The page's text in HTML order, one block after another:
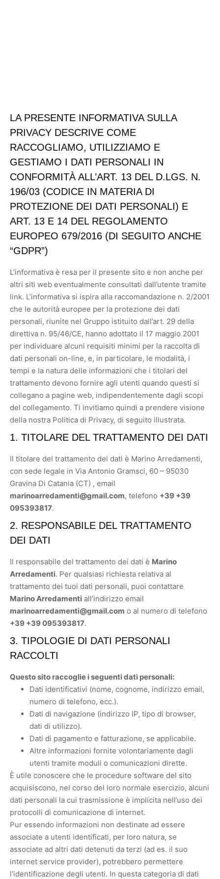
LA PRESENTE INFORMATIVA SULLA
PRIVACY DESCRIVE COME
RACCOGLIAMO, UTILIZZIAMO E
GESTIAMO I DATI PERSONALI IN
CONFORMITÀ ALL’ART. 13 DEL D.LGS. N.
196/03 (CODICE IN MATERIA DI
PROTEZIONE DEI DATI PERSONALI) E
ART. 13 E 14 DEL REGOLAMENTO
EUROPEO 679/2016 (DI SEGUITO ANCHE
“GDPR”)
L’informativa è resa per il presente sito e non anche per
altri siti web eventualmente consultati dall’utente tramite
link. L’informativa si ispira alla raccomandazione n. 2/2001
che le autorità europee per la protezione dei dati
personali, riunite nel Gruppo istituito dall’art. 29 della
direttiva n. 95/46/CE, hanno adottato il 17 maggio 2001
per individuare alcuni requisiti minimi per la raccolta di
dati personali on-line, e, in particolare, le modalità, i
tempi e la natura delle informazioni che i titolari del
trattamento devono fornire agli utenti quando questi si
collegano a pagine web, indipendentemente dagli scopi
del collegamento. Ti invitiamo quindi a prendere visione
della nostra Politica di Privacy, di seguito illustrata.
1. TITOLARE DEL TRATTAMENTO DEI DATI
Il titolare del trattamento dei dati è Marino Arredamenti,
con sede legale in Via Antonio Gramsci, 60 – 95030
Gravina Di Catania (CT) , email
marinoarredamenti@gmail.com, telefono +39 +39
095393817.
2. RESPONSABILE DEL TRATTAMENTO
DEI DATI
Il responsabile del trattamento dei dati è Marino
Arredamenti. Per qualsiasi richiesta relativa al
trattamento dei tuoi dati personali, puoi contattare
Marino Arredamenti all’indirizzo email
marinoarredamenti@gmail.com o al numero di telefono
+39 +39 095393817.
3. TIPOLOGIE DI DATI PERSONALI
RACCOLTI
Questo sito raccoglie i seguenti dati personali:
Dati identificativi (nome, cognome, indirizzo email,
numero di telefono, ecc.).
Dati di navigazione (indirizzo IP, tipo di browser,
dati di utilizzo).
Dati di pagamento e fatturazione, se applicabile.
Altre informazioni fornite volontariamente dagli
utenti tramite moduli o comunicazioni dirette.
È utile conoscere che le procedure software del sito
acquisiscono, nel corso del loro normale esercizio, alcuni
dati personali la cui trasmissione è implicita nell’uso dei
protocolli di comunicazione di internet.
Pur essendo informazioni non destinate ad essere
associate a utenti identificati, per loro natura, se
associate ad altri dati detenuti da terzi (ad es. il suo
internet service provider), potrebbero permettere
l’identificazione degli utenti. In questa categoria di dati